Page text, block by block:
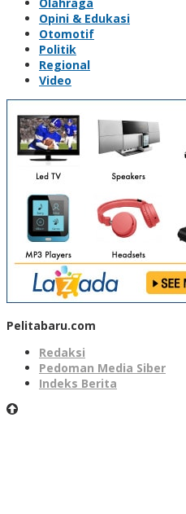
Opini & Edukasi
Otomotif
Politik
Regional
Video
Pelitabaru.com
Redaksi
Pedoman Media Siber
Indeks Berita